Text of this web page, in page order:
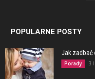
POPULARNE POSTY
Jak zadbać
Porady 3